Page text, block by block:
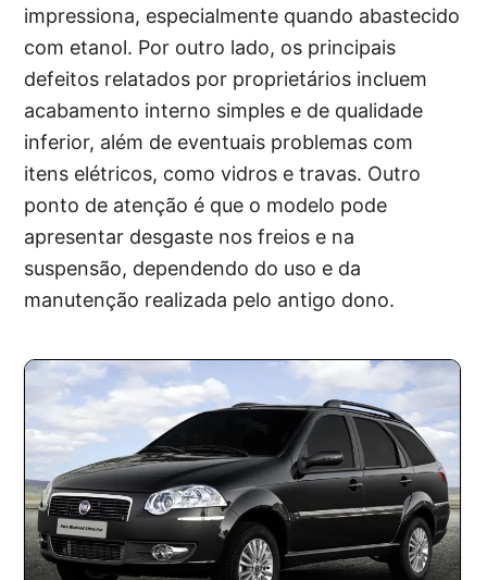
impressiona, especialmente quando abastecido
com etanol. Por outro lado, os principais
defeitos relatados por proprietários incluem
acabamento interno simples e de qualidade
inferior, além de eventuais problemas com
itens elétricos, como vidros e travas. Outro
ponto de atenção é que o modelo pode
apresentar desgaste nos freios e na
suspensão, dependendo do uso e da
manutenção realizada pelo antigo dono.